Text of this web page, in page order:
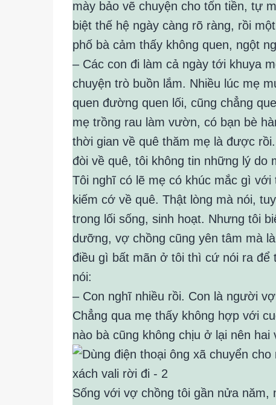
mày bảo vẽ chuyện cho tốn tiền, tự
biệt thế hệ ngày càng rõ ràng, rồi
phố bà cảm thấy không quen, ngột
– Các con đi làm cả ngày tới khuya
chuyện trò buồn lắm. Nhiều lúc mẹ
quen đường quen lối, cũng chẳng
mẹ trồng rau làm vườn, có bạn bè
thời gian về quê thăm mẹ là được
đòi về quê, tôi không tin những lý do
Tôi nghĩ có lẽ mẹ có khúc mắc gì
kiếm cớ về quê. Thật lòng mà nói,
trong lối sống, sinh hoạt. Nhưng tôi
dưỡng, vợ chồng cũng yên tâm mà
điều gì bất mãn ở tôi thì cứ nói ra để
nói:
– Con nghĩ nhiều rồi. Con là người
Chẳng qua mẹ thấy không hợp với
nào bà cũng không chịu ở lại nên
Sống với vợ chồng tôi gần nửa năm,